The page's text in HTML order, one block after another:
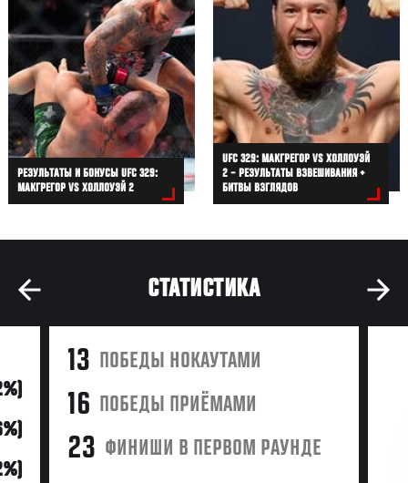
РЕЗУЛЬТАТЫ И БОНУСЫ UFC 329:
МАКГРЕГОР VS ХОЛЛОУЭЙ 2
UFC 329: МАКГРЕГОР VS ХОЛЛОУЭЙ
2 – РЕЗУЛЬТАТЫ ВЗВЕШИВАНИЯ +
БИТВЫ ВЗГЛЯДОВ
СТАТИСТИКА
13 ПОБЕДЫ НОКАУТАМИ
16 ПОБЕДЫ ПРИЁМАМИ
23 ФИНИШИ В ПЕРВОМ РАУНДЕ